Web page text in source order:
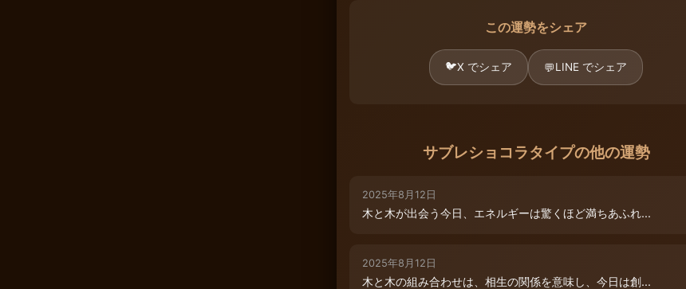
この運勢をシェア
🐦X でシェア 💬LINE でシェア
サブレショコラタイプの他の運勢
2025年8月12日
木と木が出会う今日、エネルギーは驚くほど満ちあふれ...
2025年8月12日
木と木の組み合わせは、相生の関係を意味し、今日は創...